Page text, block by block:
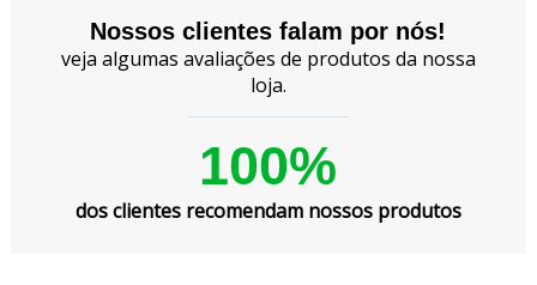
Nossos clientes falam por nós!
veja algumas avaliações de produtos da nossa
loja.
100%
dos clientes recomendam nossos produtos